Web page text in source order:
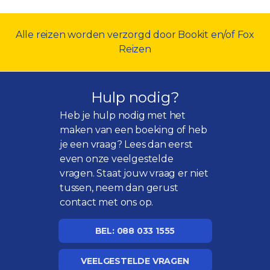
Alle reizen worden verzorgd door Bookit en/of Fox
Reizen
Hulp nodig?
Heb je hulp nodig met het
maken van een boeking of heb
je een vraag? Lees dan eerst
even onzeveelgestelde
vragen. Staat jouw vraag er niet
tussen, neem dan gerust
contact met ons op.
BEL: 088 033 1555
VEELGESTELDE VRAGEN